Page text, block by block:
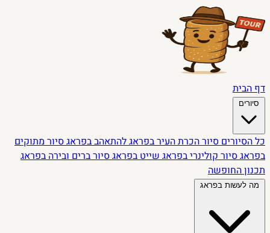
דף הבית
סיורים
כל הסיוריםסיור הכרת העיר בפראגלהתאהב בפראגסיור מתוקים
בפראגסיור קולינרי בפראגשייט בפראגסיור ברים ובירה בפראג
תכנון החופשה
מה לעשות בפראג